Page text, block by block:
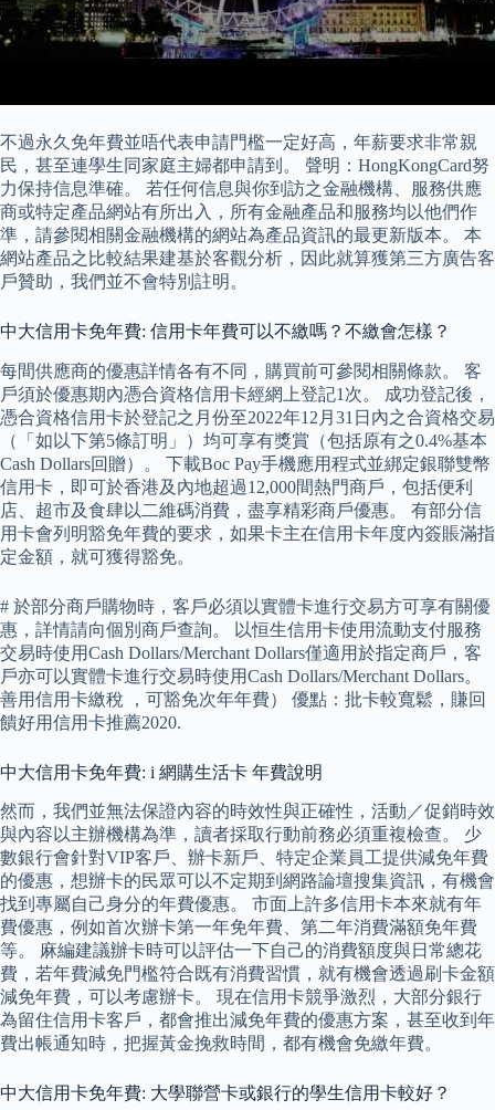
不過永久免年費並唔代表申請門檻一定好高，年薪要求非常親
民，甚至連學生同家庭主婦都申請到。 聲明：HongKongCard努
力保持信息準確。 若任何信息與你到訪之金融機構、服務供應
商或特定產品網站有所出入，所有金融產品和服務均以他們作
準，請參閱相關金融機構的網站為產品資訊的最更新版本。 本
網站產品之比較結果建基於客觀分析，因此就算獲第三方廣告客
戶贊助，我們並不會特別註明。
中大信用卡免年費: 信用卡年費可以不繳嗎？不繳會怎樣？
每間供應商的優惠詳情各有不同，購買前可參閱相關條款。 客
戶須於優惠期內憑合資格信用卡經網上登記1次。 成功登記後，
憑合資格信用卡於登記之月份至2022年12月31日內之合資格交易
（「如以下第5條訂明」）均可享有獎賞（包括原有之0.4%基本
Cash Dollars回贈）。 下載Boc Pay手機應用程式並綁定銀聯雙幣
信用卡，即可於香港及內地超過12,000間熱門商戶，包括便利
店、超市及食肆以二維碼消費，盡享精彩商戶優惠。 有部分信
用卡會列明豁免年費的要求，如果卡主在信用卡年度內簽賬滿指
定金額，就可獲得豁免。
# 於部分商戶購物時，客戶必須以實體卡進行交易方可享有關優
惠，詳情請向個別商戶查詢。 以恒生信用卡使用流動支付服務
交易時使用Cash Dollars/Merchant Dollars僅適用於指定商戶，客
戶亦可以實體卡進行交易時使用Cash Dollars/Merchant Dollars。
善用信用卡繳稅 ，可豁免次年年費） 優點：批卡較寬鬆，賺回
饋好用信用卡推薦2020.
中大信用卡免年費: i 網購生活卡 年費說明
然而，我們並無法保證內容的時效性與正確性，活動／促銷時效
與內容以主辦機構為準，讀者採取行動前務必須重複檢查。 少
數銀行會針對VIP客戶、辦卡新戶、特定企業員工提供減免年費
的優惠，想辦卡的民眾可以不定期到網路論壇搜集資訊，有機會
找到專屬自己身分的年費優惠。 市面上許多信用卡本來就有年
費優惠，例如首次辦卡第一年免年費、第二年消費滿額免年費
等。 麻編建議辦卡時可以評估一下自己的消費額度與日常總花
費，若年費減免門檻符合既有消費習慣，就有機會透過刷卡金額
減免年費，可以考慮辦卡。 現在信用卡競爭激烈，大部分銀行
為留住信用卡客戶，都會推出減免年費的優惠方案，甚至收到年
費出帳通知時，把握黃金挽救時間，都有機會免繳年費。
中大信用卡免年費: 大學聯營卡或銀行的學生信用卡較好？